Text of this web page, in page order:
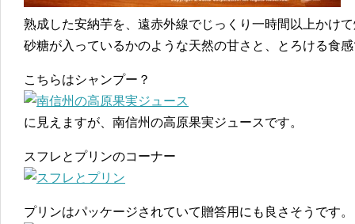
熟成した安納芋を、遠赤外線でじっくり一時間以上かけ
砂糖が入っているかのような天然の甘さと、とろける食
こちらはシャンプー？
に見えますが、南信州の高原果実ジュースです。
スフレとプリンのコーナー
プリンはパッケージされていて贈答用にも良さそうです。